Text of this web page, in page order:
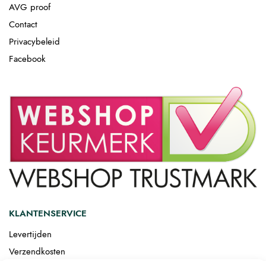
AVG proof
Contact
Privacybeleid
Facebook
KLANTENSERVICE
Levertijden
Verzendkosten